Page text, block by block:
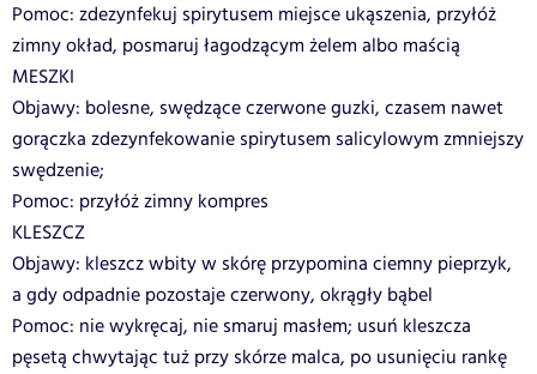
Pomoc: zdezynfekuj spirytusem miejsce ukąszenia, przyłóż
zimny okład, posmaruj łagodzącym żelem albo maścią
MESZKI
Objawy: bolesne, swędzące czerwone guzki, czasem nawet
gorączka zdezynfekowanie spirytusem salicylowym zmniejszy
swędzenie;
Pomoc: przyłóż zimny kompres
KLESZCZ
Objawy: kleszcz wbity w skórę przypomina ciemny pieprzyk,
a gdy odpadnie pozostaje czerwony, okrągły bąbel
Pomoc: nie wykręcaj, nie smaruj masłem; usuń kleszcza
pęsetą chwytając tuż przy skórze malca, po usunięciu rankę